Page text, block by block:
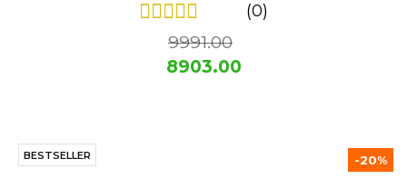
(0)
9991.00
8903.00
BESTSELLER -20%